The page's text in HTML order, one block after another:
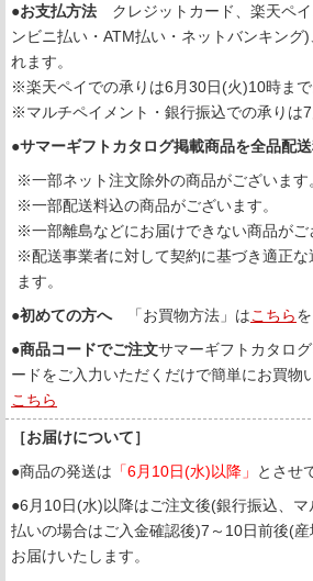
●お支払方法 クレジットカード、楽天ペ
ンビニ払い・ATM払い・ネットバンキング
れます。
※楽天ペイでの承りは6月30日(火)10時まで
※マルチペイメント・銀行振込での承りは7
●サマーギフトカタログ掲載商品を全品配送
※一部ネット注文除外の商品がございます
※一部配送料込の商品がございます。
※一部離島などにお届けできない商品がご
※配送事業者に対して契約に基づき適正な
ます。
●初めての方へ「お買物方法」はこちら
●商品コードでご注文サマーギフトカタロ
ードをご入力いただくだけで簡単にお買物
こちら
［お届けについて］
●商品の発送は 「6月10日(水)以降」
とさせ
●6月10日(水)以降はご注文後(銀行振込、
払いの場合はご入金確認後)7～10日前後(
お届けいたします。